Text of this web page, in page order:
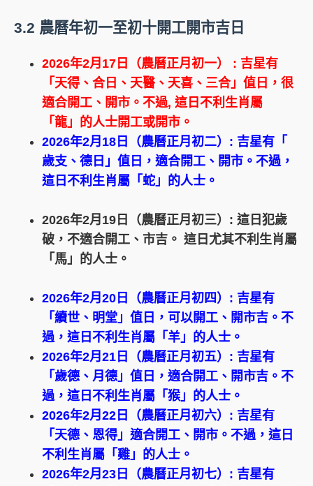
3.2 農曆年初一至初十開工開市吉日
2026年2月17日（農曆正月初一） : 吉星有
「天得、合日、天醫、天喜、三合」值日，很
適合開工、開市。不過, 這日不利生肖屬
「龍」的人士開工或開市。
2026年2月18日（農曆正月初二）: 吉星有「
歲支、德日」值日，適合開工、開市。不過，
這日不利生肖屬「蛇」的人士。
2026年2月19日（農曆正月初三）: 這日犯歲
破，不適合開工、市吉。 這日尤其不利生肖屬
「馬」的人士。
2026年2月20日（農曆正月初四）: 吉星有
「續世、明堂」值日，可以開工、開市吉。不
過，這日不利生肖屬「羊」的人士。
2026年2月21日（農曆正月初五）: 吉星有
「歲德、月德」值日，適合開工、開市吉。不
過，這日不利生肖屬「猴」的人士。
2026年2月22日（農曆正月初六）: 吉星有
「天德、恩得」適合開工、開市。不過，這日
不利生肖屬「雞」的人士。
2026年2月23日（農曆正月初七）: 吉星有